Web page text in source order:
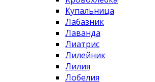
Купальница
Лабазник
Лаванда
Лиатрис
Лилейник
Лилия
Лобелия